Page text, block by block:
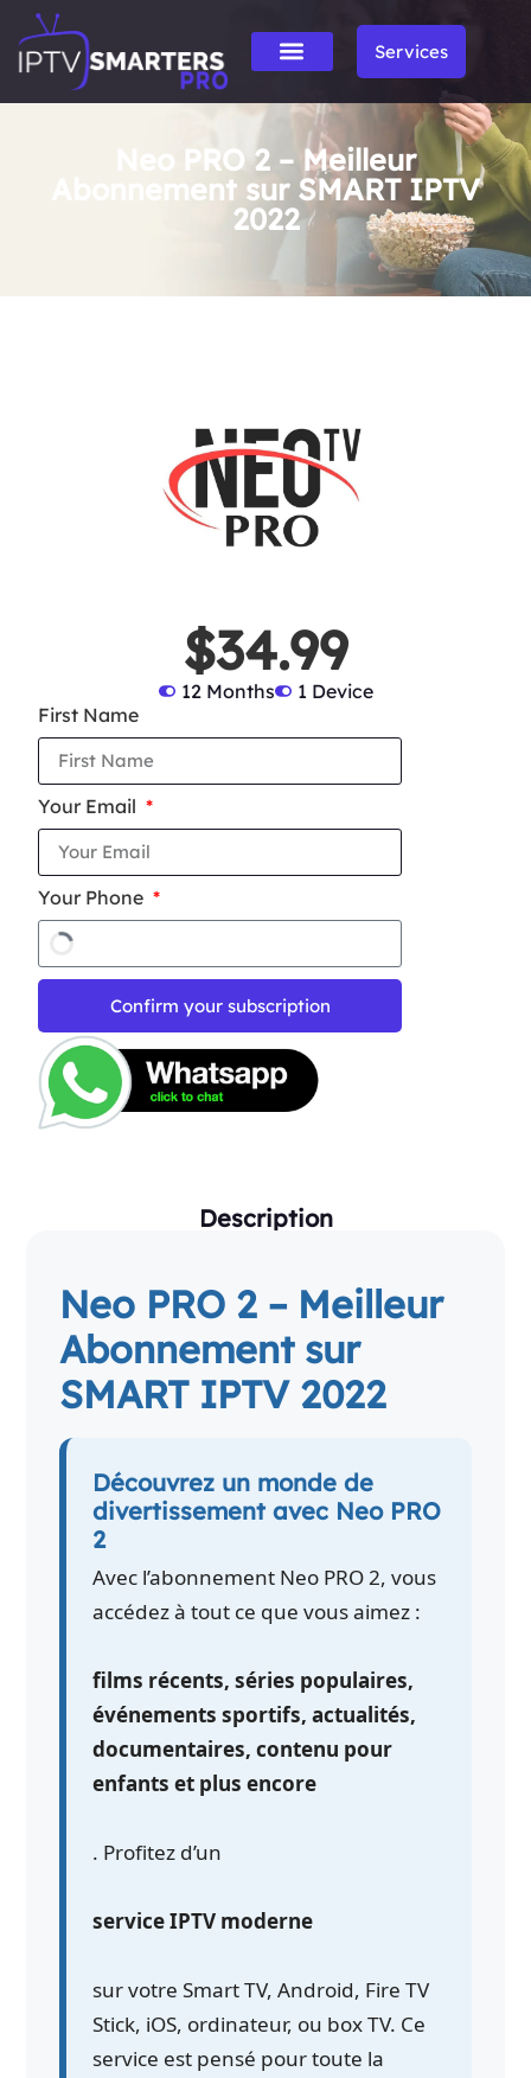
Services
Neo PRO 2 – Meilleur
Abonnement sur SMART IPTV
2022
$34.99
12 Months
1 Device
First Name
Your Email
Your Phone
Confirm your subscription
Description
Neo PRO 2 – Meilleur
Abonnement sur
SMART IPTV 2022
Découvrez un monde de
divertissement avec Neo PRO
2
Avec l’abonnement Neo PRO 2, vous
accédez à tout ce que vous aimez :
films récents, séries populaires,
événements sportifs, actualités,
documentaires, contenu pour
enfants et plus encore
. Profitez d’un
service IPTV moderne
sur votre Smart TV, Android, Fire TV
Stick, iOS, ordinateur, ou box TV. Ce
service est pensé pour toute la